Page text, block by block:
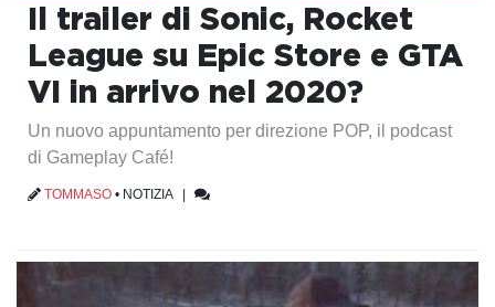
Il trailer di Sonic, Rocket
League su Epic Store e GTA
VI in arrivo nel 2020?
Un nuovo appuntamento per direzione POP, il podcast
di Gameplay Café!
TOMMASO • NOTIZIA|